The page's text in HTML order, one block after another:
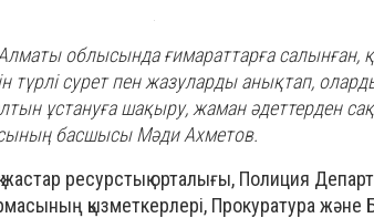
облысында ғимараттарға салынған,
түрлі сурет пен жазуларды анықтап,
ұстануға шақыру, жаман әдеттерден
басшысы Мәди Ахметов.
ресурстық орталығы, Полиция
қызметкерлері, Прокуратура және